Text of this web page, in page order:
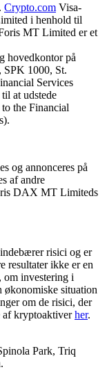
Crypto.com Visa-
i henhold til
MT Limited er et
hovedkontor på
1000, St.
Services
at udstede
the Financial
og annonceres på
af andre
DAX MT Limiteds
risici og er
resultater ikke er en
om investering i
økonomiske situation
om de risici, der
af kryptoaktiverher.
Park, Triq